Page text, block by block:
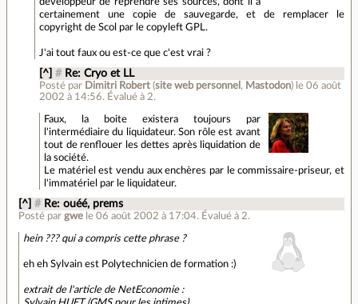
certainement une copie de sauvegarde, et de remplacer le
copyright de Scol par le copyleft GPL.
J'ai tout faux ou est-ce que c'est vrai ?
[^] # Re: Cryo et LL
Posté par Dimitri Robert(site web personnel , Mastodon) le 06 août
2002 à 14:56. Évalué à 2.
Faux, la boite existera toujours par
l'intermédiaire du liquidateur. Son rôle est avant
tout de renflouer les dettes après liquidation de
la société.
Le matériel est vendu aux enchères par le commissaire-priseur, et
l'immatériel par le liquidateur.
[^] # Re: ouéé, prems
Posté pargwe le 06 août 2002 à 17:04. Évalué à 2.
hein ??? qui a compris cette phrase ?
eh eh Sylvain est Polytechnicien de formation :)
extrait de l'article de NetEconomie :